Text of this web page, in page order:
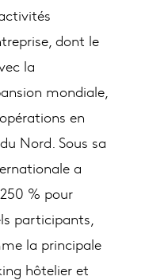
dont le
la
mondiale,
en
Nord. Sous sa
a
% pour
participants,
la principale
hôtelier et